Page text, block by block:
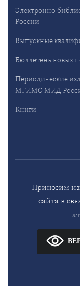
Электронно-
России
Выпускные
Бюллетень новых
Периодические
МГИМО МИД
Книги
Приносим
сайта в